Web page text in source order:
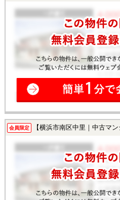
会員限定 【横浜市南区中里｜中古マン